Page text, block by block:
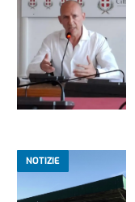
NOTIZIE